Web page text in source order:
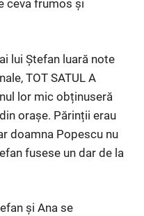
ceva frumos și
lui Ștefan luară note
TOT SATUL A
lor mic obținuseră
orașe. Părinții erau
doamna Popescu nu
fusese un dar de la
și Ana se